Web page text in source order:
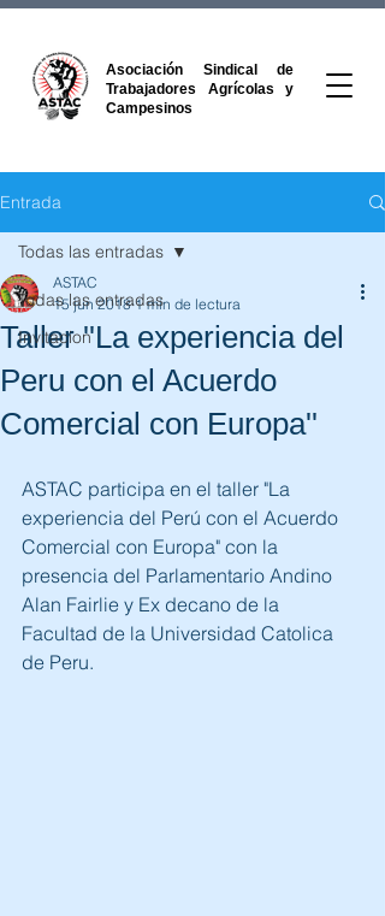
Asociación Sindical de
Trabajadores Agrícolas y
Campesinos
Entrada
Todas las entradas
Invitacion
Todas las entradas
Taller ''La experiencia del
Peru con el Acuerdo
Comercial con Europa''
ASTAC
15 jun 2018 1 min de lectura
ASTAC participa en el taller "La
experiencia del Perú con el Acuerdo
Comercial con Europa" con la
presencia del Parlamentario Andino
Alan Fairlie y Ex decano de la
Facultad de la Universidad Catolica
de Peru.